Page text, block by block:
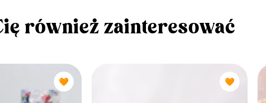
również zainteresować
🧡 🧡